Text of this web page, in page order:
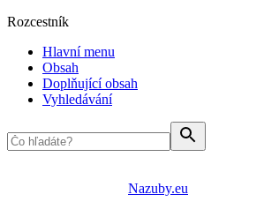
Rozcestník
Hlavní menu
Obsah
Doplňující obsah
Vyhledávání
Nazuby.eu